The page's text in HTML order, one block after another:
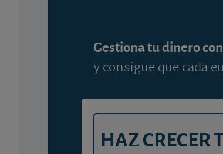
Gestiona tu dinero
y consigue que cada
HAZ CRECER